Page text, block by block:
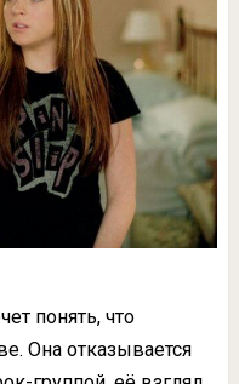
понять, что
Она отказывается